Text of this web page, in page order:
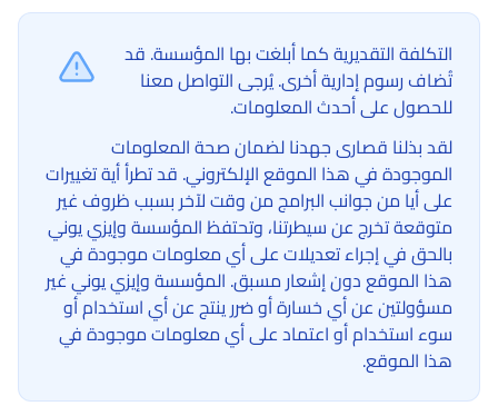
التكلفة التقديرية كما أبلغت بها المؤسسة. قد
تُضاف رسوم إدارية أخرى. يُرجى التواصل معنا
للحصول على أحدث المعلومات.
لقد بذلنا قصارى جهدنا لضمان صحة المعلومات
الموجودة في هذا الموقع الإلكتروني. قد تطرأ أية تغييرات
على أيا من جوانب البرامج من وقت لآخر بسبب ظروف غير
متوقعة تخرج عن سيطرتنا، وتحتفظ المؤسسة وإيزي يوني
بالحق في إجراء تعديلات على أي معلومات موجودة في
هذا الموقع دون إشعار مسبق. المؤسسة وإيزي يوني غير
مسؤولتين عن أي خسارة أو ضرر ينتج عن أي استخدام أو
سوء استخدام أو اعتماد على أي معلومات موجودة في
هذا الموقع.